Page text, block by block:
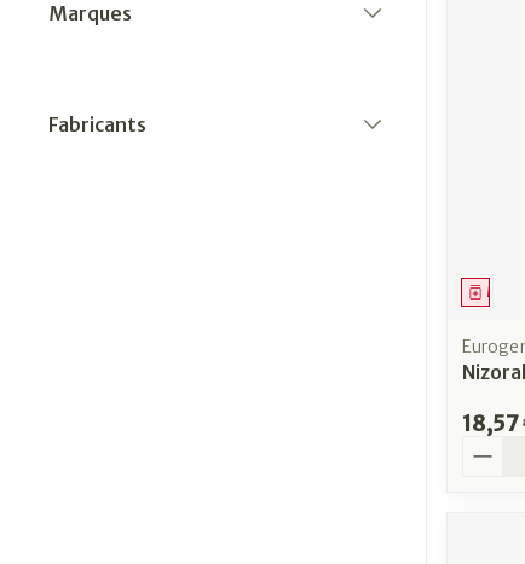
Marques
Fabricants
18,57